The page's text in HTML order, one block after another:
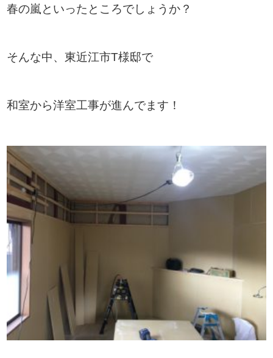
春の嵐といったところでしょうか？
そんな中、東近江市T様邸で
和室から洋室工事が進んでます！